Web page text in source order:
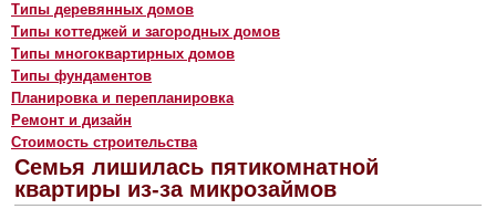
Типы деревянных домов
Типы коттеджей и загородных домов
Типы многоквартирных домов
Типы фундаментов
Планировка и перепланировка
Ремонт и дизайн
Стоимость строительства
Семья лишилась пятикомнатной
квартиры из-за микрозаймов